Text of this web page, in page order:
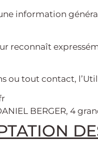
information
reconnaît
tout contact,
BERGER, 4